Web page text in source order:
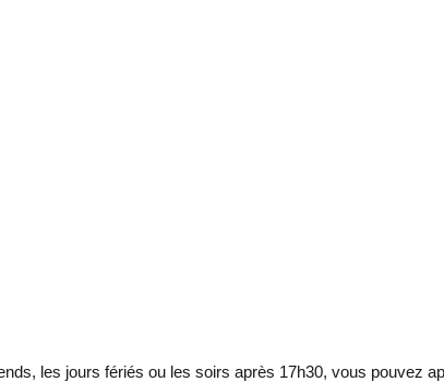
les jours fériés ou les soirs après 17h30, vous pouvez